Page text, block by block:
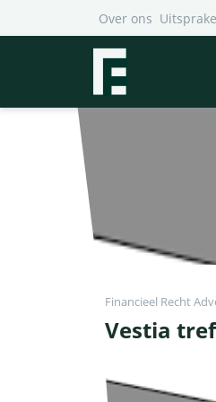
Over ons
Financieel Recht
Vestia